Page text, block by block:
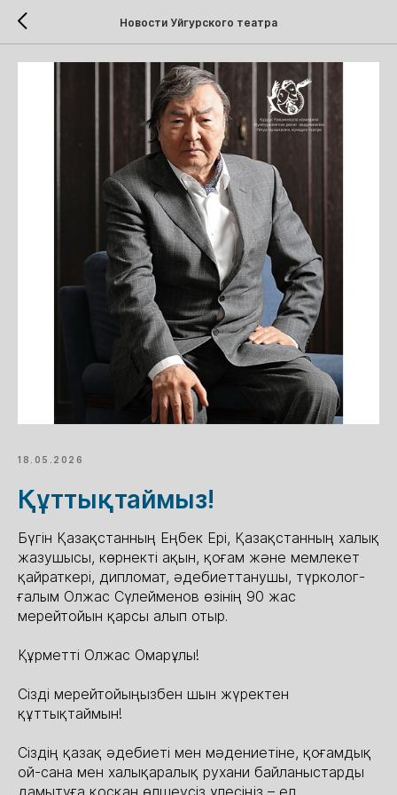
Новости Уйгурского театра
18.05.2026
Құттықтаймыз!
Бүгін Қазақстанның Еңбек Ері, Қазақстанның халық
жазушысы, көрнекті ақын, қоғам және мемлекет
қайраткері, дипломат, әдебиеттанушы, түрколог-
ғалым Олжас Сүлейменов өзінің 90 жас
мерейтойын қарсы алып отыр.
Құрметті Олжас Омарұлы!
Сізді мерейтойыңызбен шын жүректен
құттықтаймын!
Сіздің қазақ әдебиеті мен мәдениетіне, қоғамдық
ой-сана мен халықаралық рухани байланыстарды
дамытуға қосқан өлшеусіз үлесіңіз – ел